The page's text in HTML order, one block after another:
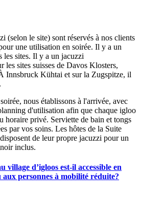
(selon le site) sont réservés à nos clients
une utilisation en soirée. Il y a un
les sites. Il y a un jacuzzi
sites suisses de Davos Klosters,
Innsbruck Kühtai et sur la Zugspitze, il
nous établissons à l'arrivée, avec
d'utilisation afin que chaque igloo
horaire privé. Serviette de bain et tongs
par vos soins. Les hôtes de la Suite
de leur propre jacuzzi pour un
inclus.
village d’igloos est-il accessible en
personnes à mobilité réduite?